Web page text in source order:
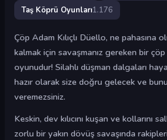
Taş Köprü Oyunları1.176
Çöp Adam Kılıçlı Düello, ne pahasına
kalmak için savaşmanız gereken bir
oyunudur! Silahlı düşman dalgaları
hazır olarak size doğru gelecek ve
veremezsiniz.
Keskin, dev kılıcını kuşan ve kollarını
zorlu bir yakın dövüş savaşında